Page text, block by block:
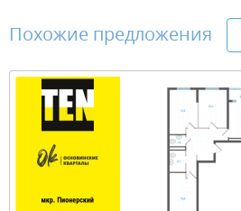
Похожие предложения